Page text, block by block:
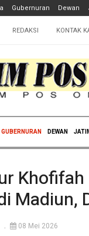
Gubernuran Dewan
REDAKSI KONTAK
GUBERNURAN DEWAN
Madiun,
08 Mei 2026